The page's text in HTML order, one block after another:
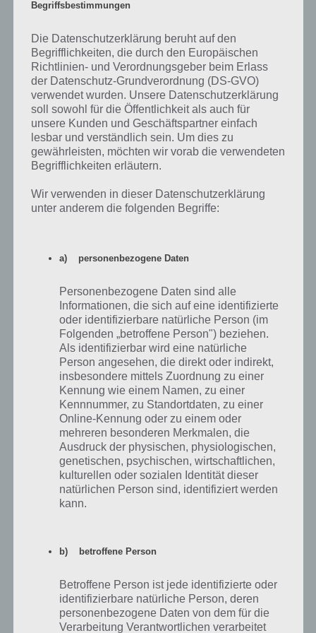
Tutorial: Mobiles Internet unter Android 4
deaktivieren – im Beispiel das Sony Xperia
Beim Samsung Galaxy sieht es folgendermaßen aus. Dort schiebt er
den Regler bei “Mobile Datenverbindung” nach links zum
Deaktivieren und nach rechts zum Aktivieren.
So könnt ihr das mobile Internet beim Samsung
Galaxy deaktivieren und aktivieren
Über die Benachrichtigungsleiste
Wer nicht den Umweg über die Einstellungen gehen möchte, der
Nun sollte sich ein Fenster ähnlich dem auf dem Screenshot öffnen.
Wischt nun nach links / rechts oder öffnet diese, um euch die
Möglichkeiten anzusehen. Ein Punkt davon lautet “Mobile Daten”.
Tippt ihr dieses an, könnt ihr das mobile Internet unter Android
Begriffsbestimmungen
Die Datenschutzerklärung beruht auf den
Begrifflichkeiten, die durch den Europäischen
Richtlinien- und Verordnungsgeber beim Erlass
der Datenschutz-Grundverordnung (DS-GVO)
verwendet wurden. Unsere Datenschutzerklärung
soll sowohl für die Öffentlichkeit als auch für
unsere Kunden und Geschäftspartner einfach
lesbar und verständlich sein. Um dies zu
gewährleisten, möchten wir vorab die verwendeten
Begrifflichkeiten erläutern.
Wir verwenden in dieser Datenschutzerklärung
unter anderem die folgenden Begriffe:
a) personenbezogene Daten
Personenbezogene Daten sind alle
Informationen, die sich auf eine identifizierte
oder identifizierbare natürliche Person (im
Folgenden „betroffene Person") beziehen.
Als identifizierbar wird eine natürliche
Person angesehen, die direkt oder indirekt,
insbesondere mittels Zuordnung zu einer
Kennung wie einem Namen, zu einer
Kennnummer, zu Standortdaten, zu einer
Online-Kennung oder zu einem oder
mehreren besonderen Merkmalen, die
Ausdruck der physischen, physiologischen,
genetischen, psychischen, wirtschaftlichen,
kulturellen oder sozialen Identität dieser
natürlichen Person sind, identifiziert werden
kann.
b) betroffene Person
Betroffene Person ist jede identifizierte oder
identifizierbare natürliche Person, deren
personenbezogene Daten von dem für die
Verarbeitung Verantwortlichen verarbeitet